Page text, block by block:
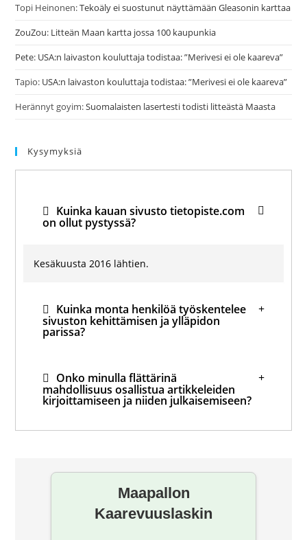
Topi Heinonen:Tekoäly ei suostunut näyttämään Gleasonin karttaa
ZouZou: Litteän Maan kartta jossa 100 kaupunkia
Pete: USA:n laivaston kouluttaja todistaa: ”Merivesi ei ole kaareva”
Tapio: USA:n laivaston kouluttaja todistaa: ”Merivesi ei ole kaareva”
Herännyt goyim:Suomalaisten lasertesti todisti litteästä Maasta
Kysymyksiä
Kuinka kauan sivusto tietopiste.com
on ollut pystyssä?
Kesäkuusta 2016 lähtien.
Kuinka monta henkilöä työskentelee
sivuston kehittämisen ja ylläpidon
parissa?
Onko minulla flättärinä
mahdollisuus osallistua artikkeleiden
kirjoittamiseen ja niiden julkaisemiseen?
Maapallon
Kaarevuuslaskin